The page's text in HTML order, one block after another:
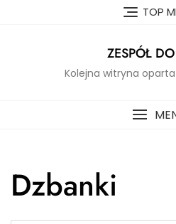
TOP
ZESPÓŁ
Kolejna witryna
Dzbanki